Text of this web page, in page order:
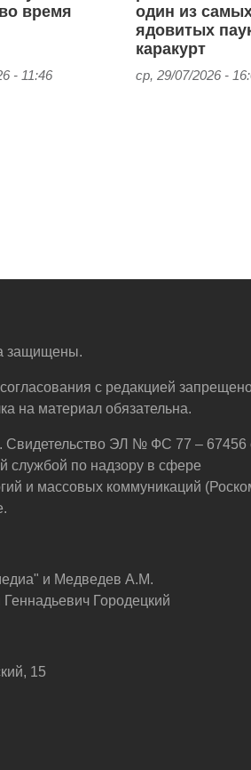
время
- 11:46
один из
ядовитых
каракурт
ср, 29/07/2026 -
защищены.
с редакцией
на материал обязательна.
Свидетельство ЭЛ № ФС 77 – 67456
службой по надзору в сфере
и массовых коммуникаций
и Медведев А.М.
Городецкий
15